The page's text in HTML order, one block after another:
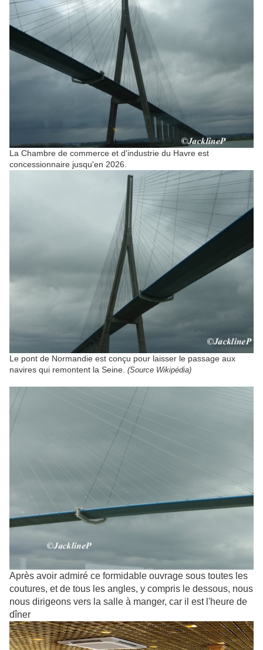
La Chambre de commerce et d'industrie du Havre est
concessionnaire jusqu'en 2026.
Le pont de Normandie est conçu pour laisser le passage aux
navires qui remontent la Seine. (Source Wikipédia)
Après avoir admiré ce formidable ouvrage sous toutes les
coutures, et de tous les angles, y compris le dessous, nous
nous dirigeons vers la salle à manger, car il est l'heure de
dîner